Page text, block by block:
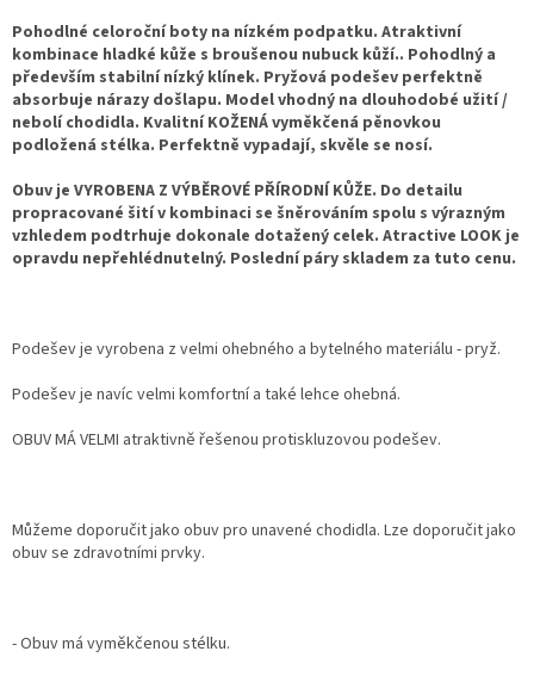
Pohodlné celoroční boty na nízkém podpatku. Atraktivní
kombinace hladké kůže s broušenou nubuck kůží.. Pohodlný a
především stabilní nízký klínek. Pryžová podešev perfektně
absorbuje nárazy došlapu. Model vhodný na dlouhodobé užití /
nebolí chodidla. Kvalitní KOŽENÁ vyměkčená pěnovkou
podložená stélka. Perfektně vypadají, skvěle se nosí.
Obuv je VYROBENA Z VÝBĚROVÉ PŘÍRODNÍ KŮŽE. Do detailu
propracované šití v kombinaci se šněrováním spolu s výrazným
vzhledem podtrhuje dokonale dotažený celek. Atractive LOOK je
opravdu nepřehlédnutelný. Poslední páry skladem za tuto cenu.
Podešev je vyrobena z velmi ohebného a bytelného materiálu - pryž.
Podešev je navíc velmi komfortní a také lehce ohebná.
OBUV MÁ VELMI atraktivně řešenou protiskluzovou podešev.
Můžeme doporučit jako obuv pro unavené chodidla. Lze doporučit jako
obuv se zdravotními prvky.
- Obuv má vyměkčenou stélku.